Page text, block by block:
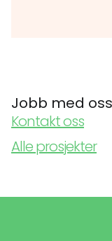
Jobb med
Kontakt oss
Alle prosjekter